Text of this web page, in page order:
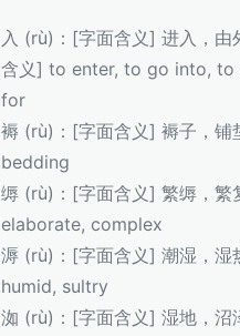
入 (rù)：[字面含义] 进入，
含义] to enter, to go into,
for
褥 (rù)：[字面含义] 褥子，
bedding
缛 (rù)：[字面含义] 繁缛，
elaborate, complex
溽 (rù)：[字面含义] 潮湿，
humid, sultry
洳 (rù)：[字面含义] 湿地，